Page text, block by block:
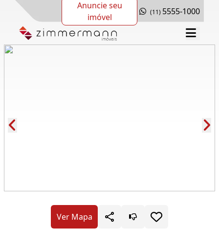
Anuncie seu
imóvel
(11) 5555-1000
Ver Mapa